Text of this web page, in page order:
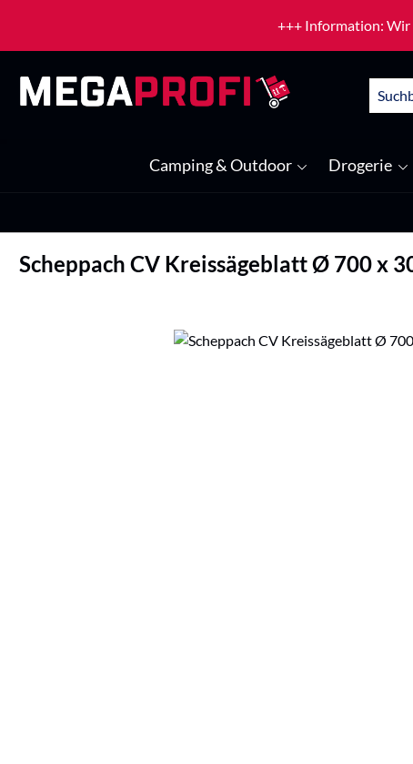
+++ Information: Wir
Camping & Outdoor Drogerie
Scheppach CV Kreissägeblatt Ø 700 x
Bildergalerie überspringen